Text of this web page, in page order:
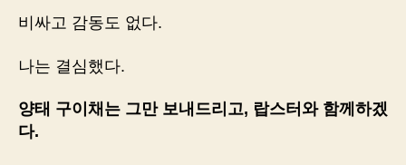
비싸고 감동도 없다.
나는 결심했다.
양태 구이채는 그만 보내드리고, 랍스터와 함께하겠
다.